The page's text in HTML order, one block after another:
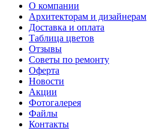
О компании
Архитекторам и дизайнерам
Доставка и оплата
Таблица цветов
Отзывы
Советы по ремонту
Оферта
Новости
Акции
Фотогалерея
Файлы
Контакты